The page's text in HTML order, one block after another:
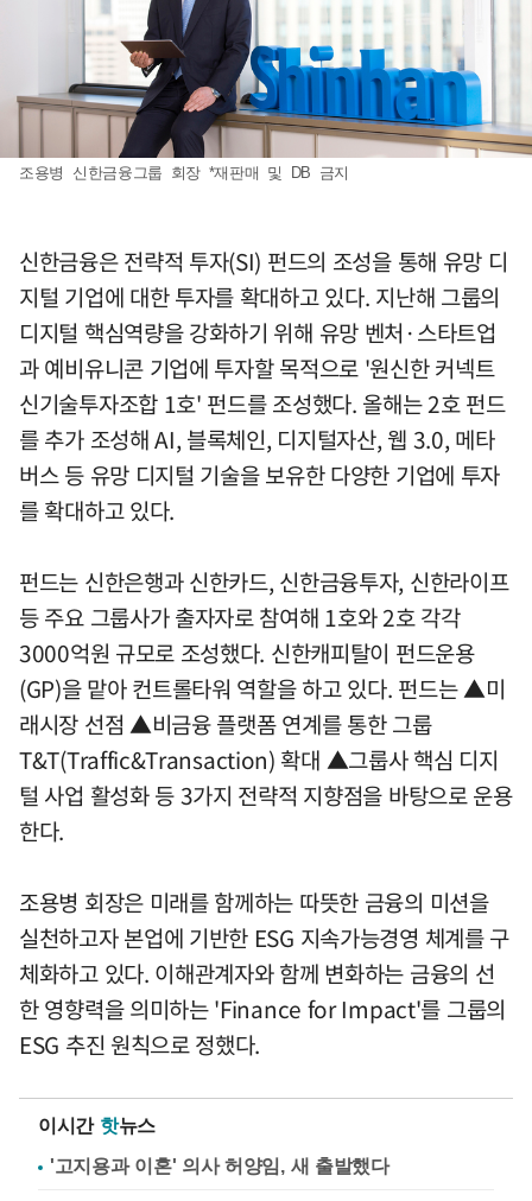
조용병 신한금융그룹 회장 *재판매 및 DB 금지
신한금융은 전략적 투자(SI) 펀드의 조성을 통해 유망 디
지털 기업에 대한 투자를 확대하고 있다. 지난해 그룹의
디지털 핵심역량을 강화하기 위해 유망 벤처·스타트업
과 예비유니콘 기업에 투자할 목적으로 '원신한 커넥트
신기술투자조합 1호' 펀드를 조성했다. 올해는 2호 펀드
를 추가 조성해 AI, 블록체인, 디지털자산, 웹 3.0, 메타
버스 등 유망 디지털 기술을 보유한 다양한 기업에 투자
를 확대하고 있다.
펀드는 신한은행과 신한카드, 신한금융투자, 신한라이프
등 주요 그룹사가 출자자로 참여해 1호와 2호 각각
3000억원 규모로 조성했다. 신한캐피탈이 펀드운용
(GP)을 맡아 컨트롤타워 역할을 하고 있다. 펀드는 ▲미
래시장 선점 ▲비금융 플랫폼 연계를 통한 그룹
T&T(Traffic&Transaction) 확대 ▲그룹사 핵심 디지
털 사업 활성화 등 3가지 전략적 지향점을 바탕으로 운용
한다.
조용병 회장은 미래를 함께하는 따뜻한 금융의 미션을
실천하고자 본업에 기반한 ESG 지속가능경영 체계를 구
체화하고 있다. 이해관계자와 함께 변화하는 금융의 선
한 영향력을 의미하는 'Finance for Impact'를 그룹의
ESG 추진 원칙으로 정했다.
이시간 핫뉴스
'고지용과 이혼' 의사 허양임, 새 출발했다